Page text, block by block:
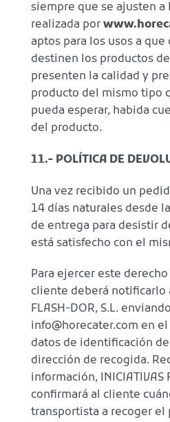
siempre que se ajusten a
realizada por
aptos para los usos a
destinen los productos
presenten la calidad y
producto del mismo tipo
pueda esperar, habida
del producto.
11.- POLÍTICA DE
Una vez recibido un
14 días naturales desde
de entrega para desistir
está satisfecho con el
Para ejercer este
cliente deberá notificarlo
FLASH-DOR, S.L.
info@horecater.com en
datos de identificación
dirección de recogida.
información, INICIATIVAS
confirmará al cliente
transportista a recoger el